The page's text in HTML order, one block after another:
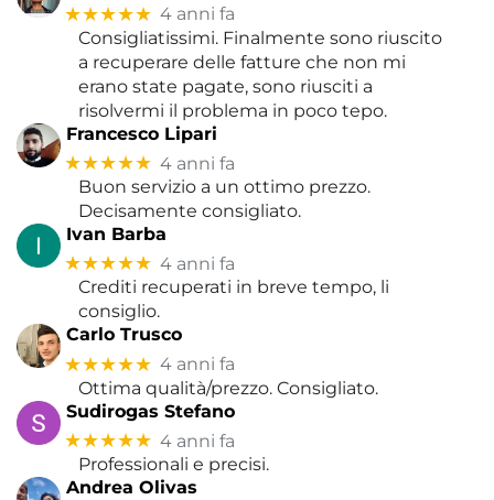
★★★★★ 4 anni fa
Consigliatissimi. Finalmente sono riuscito
a recuperare delle fatture che non mi
erano state pagate, sono riusciti a
risolvermi il problema in poco tepo.
Francesco Lipari
★★★★★ 4 anni fa
Buon servizio a un ottimo prezzo.
Decisamente consigliato.
Ivan Barba
★★★★★ 4 anni fa
Crediti recuperati in breve tempo, li
consiglio.
Carlo Trusco
★★★★★ 4 anni fa
Ottima qualità/prezzo. Consigliato.
Sudirogas Stefano
★★★★★ 4 anni fa
Professionali e precisi.
Andrea Olivas